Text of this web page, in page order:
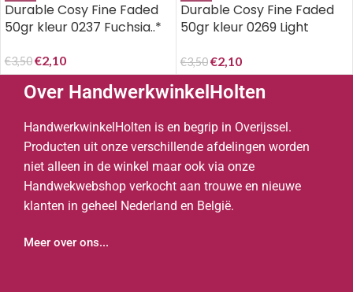
Durable Cosy Fine Faded
50gr kleur 0237 Fuchsia..*
€3,50€2,10
Durable Cosy Fine Faded
50gr kleur 0269 Light
€3,50€2,10
Over HandwerkwinkelHolten
HandwerkwinkelHolten is en begrip in Overijssel.
Producten uit onze verschillende afdelingen worden
niet alleen in de winkel maar ook via onze
Handwekwebshop verkocht aan trouwe en nieuwe
klanten in geheel Nederland en België.
Meer over ons...